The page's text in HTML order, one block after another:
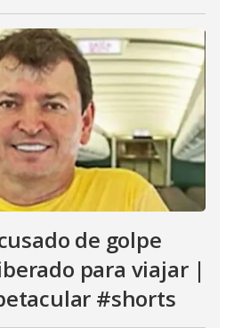
de golpe
para viajar |
#shorts